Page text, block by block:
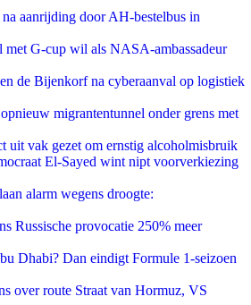
aanrijding door AH-bestelbus in
met G-cup wil als NASA-ambassadeur
de Bijenkorf na cyberaanval op logistiek
migrantentunnel onder grens met
uit vak gezet om ernstig alcoholmisbruik
El-Sayed wint nipt voorverkiezing
alarm wegens droogte:
Russische provocatie 250% meer
Dhabi? Dan eindigt Formule 1-seizoen
over route Straat van Hormuz, VS